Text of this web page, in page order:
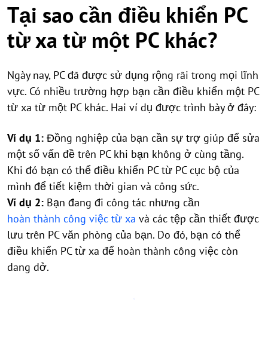
Tại sao cần điều khiển PC
từ xa từ một PC khác?
Ngày nay, PC đã được sử dụng rộng rãi trong mọi lĩnh
vực. Có nhiều trường hợp bạn cần điều khiển một PC
từ xa từ một PC khác. Hai ví dụ được trình bày ở đây:
Ví dụ 1: Đồng nghiệp của bạn cần sự trợ giúp để sửa
một số vấn đề trên PC khi bạn không ở cùng tầng.
Khi đó bạn có thể điều khiển PC từ PC cục bộ của
mình để tiết kiệm thời gian và công sức.
Ví dụ 2: Bạn đang đi công tác nhưng cần
hoàn thành công việc từ xa và các tệp cần thiết được
lưu trên PC văn phòng của bạn. Do đó, bạn có thể
điều khiển PC từ xa để hoàn thành công việc còn
dang dở.